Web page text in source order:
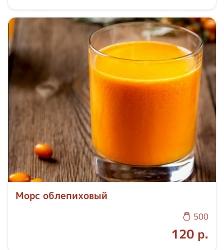
Морс облепиховый
500
120 р.